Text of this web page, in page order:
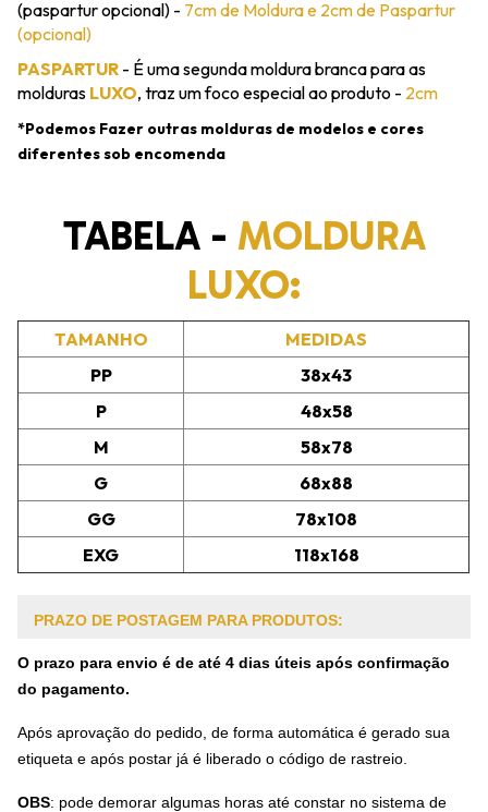
(paspartur opcional) - 7cm de Moldura e 2cm de Paspartur
(opcional)
PASPARTUR - É uma segunda moldura branca para as
molduras LUXO, traz um foco especial ao produto - 2cm
*Podemos Fazer outras molduras de modelos e cores
diferentes sob encomenda
TABELA - MOLDURA
LUXO:
TAMANHO
MEDIDAS
PP
38x43
P
48x58
M
58x78
G
68x88
GG
78x108
EXG
118x168
PRAZO DE POSTAGEM PARA PRODUTOS:
O prazo para envio é de até 4 dias úteis após confirmação
do pagamento.
Após aprovação do pedido, de forma automática é gerado sua
etiqueta e após postar já é liberado o código de rastreio.
OBS: pode demorar algumas horas até constar no sistema de